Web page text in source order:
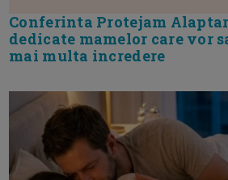
Conferinta Protejam
dedicate mamelor care vor
mai multa incredere